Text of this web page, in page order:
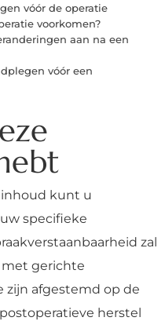
vóór de operatie
voorkomen?
aan na een
vóór een
kunt u
specifieke
zal
met gerichte
zijn afgestemd op de
herstel